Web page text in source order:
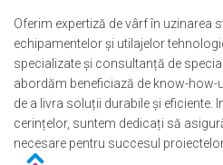
Oferim expertiză de vârf în uzinarea
echipamentelor și utilajelor
specializate și consultanță de
abordăm beneficiază de know-how-
de a livra soluții durabile și eficiente.
cerințelor, suntem dedicați să
necesare pentru succesul